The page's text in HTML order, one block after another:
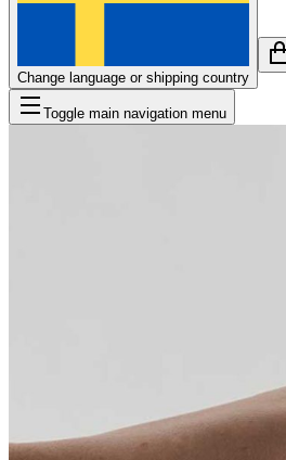
Change language or shipping country
Toggle main navigation menu